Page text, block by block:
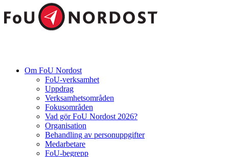
Om FoU Nordost
FoU-verksamhet
Uppdrag
Verksamhetsområden
Fokusområden
Vad gör FoU Nordost 2026?
Organisation
Behandling av personuppgifter
Medarbetare
FoU-begrepp